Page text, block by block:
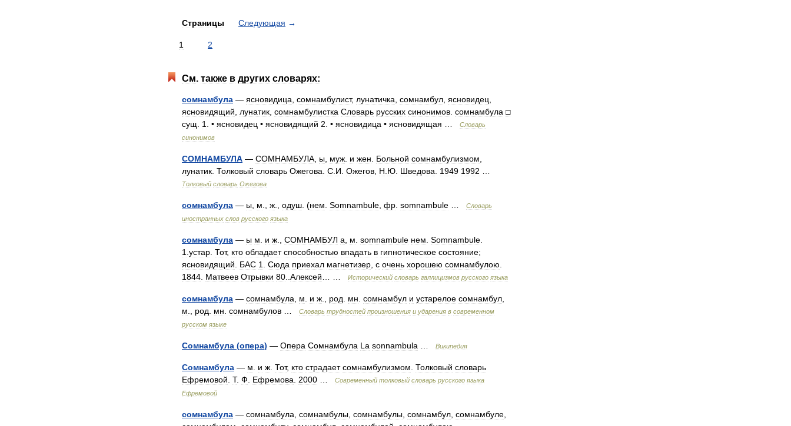
Страницы Следующая →
1 2
См. также в других словарях:
сомнамбула — ясновидица сомнамбулист, лунатичка сомнамбул ясновидец
ясновидящий
лунатик сомнамбулистка Словарь русских синонимов сомнамбула □
сущ
1 . • ясновидец • ясновидящий 2 . • ясновидица • ясновидящая
Словарь
синонимов
СОМНАМБУЛА — СОМНАМБУЛА ы муж и жен Больной сомнамбулизмом
лунатик Толковый словарь Ожегова С И Ожегов Н Ю Шведова 1949 1992
Толковый словарь Ожегова
сомнамбула — ы м ж одуш . (нем Somnambule фр somnambule
Словарь
иностранных слов русского языка
сомнамбула — ы м и ж СОМНАМБУЛ а м somnambule нем Somnambule
1 устар Тот, кто обладает способностью впадать в гипнотическое состояние;
ясновидящий
БАС 1 Сюда приехал магнетизер c очень хорошею сомнамбулою
1844 Матвеев Отрывки 80 Алексей Исторический словарь галлицизмов русского языка
сомнамбула — сомнамбула м и ж род мн сомнамбул и устарелое сомнамбул
м
род мн сомнамбулов Словарь трудностей произношения и ударения в современном
русском языке
Сомнамбула (опера) — Опера Сомнамбула La sonnambula Википедия
Сомнамбула — м и ж Тот, кто страдает сомнамбулизмом Толковый словарь
Ефремовой Т. Ф Ефремова 2000 Современный толковый словарь русского языка
Ефремовой
сомнамбула — сомнамбула сомнамбулы сомнамбулы сомнамбул сомнамбуле